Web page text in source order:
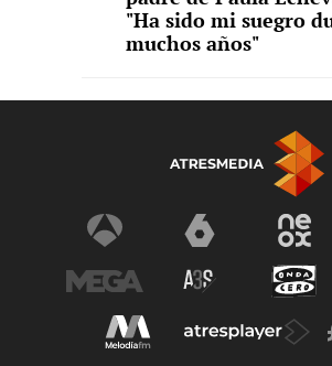
"Ha sido mi suegro
muchos años"